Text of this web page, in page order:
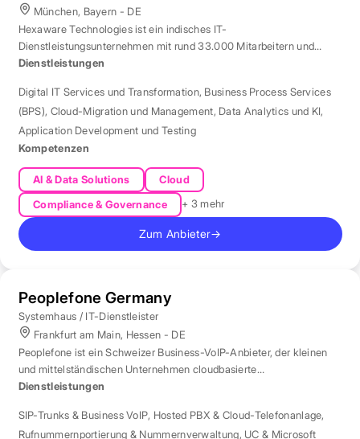
München, Bayern - DE
Hexaware Technologies ist ein indisches IT-
Dienstleistungsunternehmen mit rund 33.000 Mitarbeitern und
Standort München für Automatisierung und KI.
Dienstleistungen
Digital IT Services und Transformation, Business Process Services
(BPS), Cloud-Migration und Management, Data Analytics und KI,
Application Development und Testing
Kompetenzen
AI & Data Solutions
Cloud
Compliance & Governance
+ 3 mehr
Zum Anbieter→
Peoplefone Germany
Systemhaus / IT-Dienstleister
Frankfurt am Main, Hessen - DE
Peoplefone ist ein Schweizer Business-VoIP-Anbieter, der kleinen
und mittelständischen Unternehmen cloudbasierte
Telefonielösungen bietet.
Dienstleistungen
SIP-Trunks & Business VoIP, Hosted PBX & Cloud-Telefonanlage,
Rufnummernportierung & Nummernverwaltung, UC & Microsoft